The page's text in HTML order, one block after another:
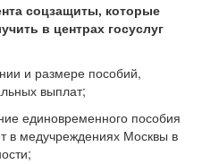
соцзащиты, которые
в центрах госуслуг
и размере пособий,
выплат;
единовременного пособия
в медучреждениях Москвы в